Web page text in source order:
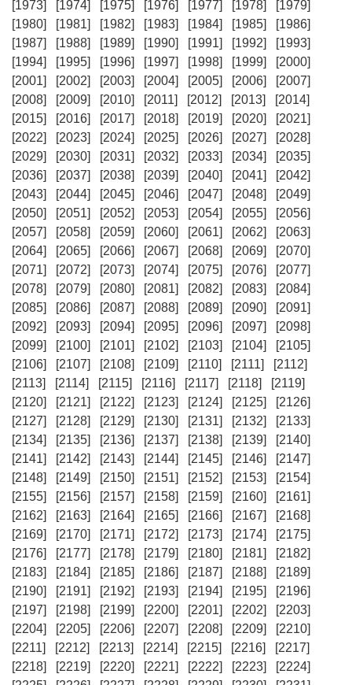
[1973] [1974] [1975] [1976] [1977] [1978]
[1979]
[1980]
[1981] [1982] [1983] [1984] [1985]
[1986]
[1987]
[1988] [1989] [1990] [1991] [1992]
[1993]
[1994]
[1995] [1996] [1997] [1998] [1999]
[2000]
[2001]
[2002] [2003] [2004] [2005] [2006]
[2007]
[2008]
[2009] [2010] [2011] [2012] [2013]
[2014]
[2015]
[2016] [2017] [2018] [2019] [2020]
[2021]
[2022]
[2023] [2024] [2025] [2026] [2027]
[2028]
[2029]
[2030] [2031] [2032] [2033] [2034]
[2035]
[2036]
[2037] [2038] [2039] [2040] [2041]
[2042]
[2043]
[2044] [2045] [2046] [2047] [2048]
[2049]
[2050]
[2051] [2052] [2053] [2054] [2055]
[2056]
[2057]
[2058] [2059] [2060] [2061] [2062]
[2063]
[2064]
[2065] [2066] [2067] [2068] [2069]
[2070]
[2071]
[2072] [2073] [2074] [2075] [2076]
[2077]
[2078]
[2079] [2080] [2081] [2082] [2083]
[2084]
[2085]
[2086] [2087] [2088] [2089] [2090]
[2091]
[2092]
[2093] [2094] [2095] [2096] [2097]
[2098]
[2099]
[2100] [2101] [2102] [2103] [2104]
[2105]
[2106]
[2107] [2108] [2109] [2110] [2111]
[2112]
[2113]
[2114] [2115] [2116] [2117] [2118]
[2119]
[2120]
[2121] [2122] [2123] [2124] [2125]
[2126]
[2127]
[2128] [2129] [2130] [2131] [2132]
[2133]
[2134]
[2135] [2136] [2137] [2138] [2139]
[2140]
[2141]
[2142] [2143] [2144] [2145] [2146]
[2147]
[2148]
[2149] [2150] [2151] [2152] [2153]
[2154]
[2155]
[2156] [2157] [2158] [2159] [2160]
[2161]
[2162]
[2163] [2164] [2165] [2166] [2167]
[2168]
[2169]
[2170] [2171] [2172] [2173] [2174]
[2175]
[2176]
[2177] [2178] [2179] [2180] [2181]
[2182]
[2183]
[2184] [2185] [2186] [2187] [2188]
[2189]
[2190]
[2191] [2192] [2193] [2194] [2195]
[2196]
[2197]
[2198] [2199] [2200] [2201] [2202]
[2203]
[2204]
[2205] [2206] [2207] [2208] [2209]
[2210]
[2211]
[2212] [2213] [2214] [2215] [2216]
[2217]
[2218]
[2219] [2220] [2221] [2222] [2223]
[2224]